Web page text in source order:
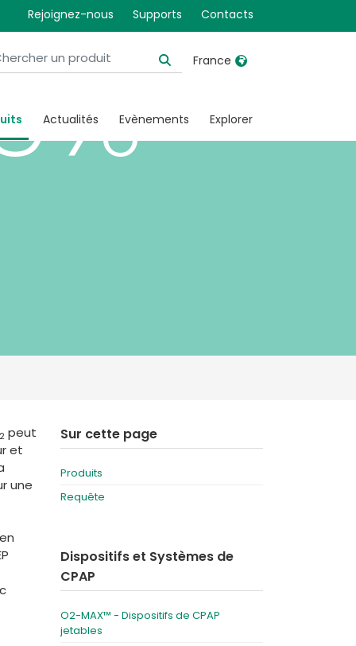
Rejoignez-nous Supports Contacts
France
United States
Denmark
France
Italia
Russia
Actualités Evènements Explorer
2 peut
et
une
Sur cette page
Produits
Requête
Dispositifs et Systèmes de
CPAP
O2-MAX™ - Dispositifs de CPAP
jetables